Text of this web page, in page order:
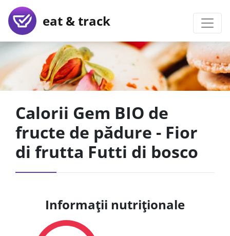
eat & track
Calorii Gem BIO de
fructe de pădure - Fior
di frutta Futti di bosco
Informații nutriționale